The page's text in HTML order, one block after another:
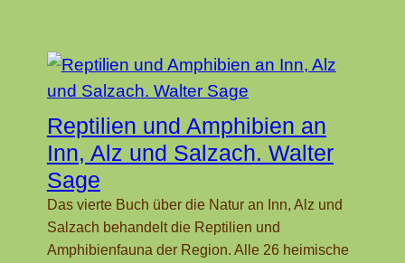
Reptilien und Amphibien an
Inn, Alz und Salzach. Walter
Sage
Das vierte Buch über die Natur an Inn, Alz und
Salzach behandelt die Reptilien und
Amphibienfauna der Region. Alle 26 heimische